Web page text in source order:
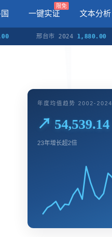
一键实证
限免
文本分析
邢台市 2024 1,880.00
年度均值趋势 2002-2024
↗ 54,539.14
23年增长超2倍